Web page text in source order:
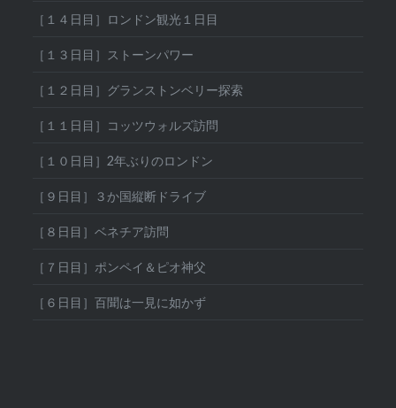
［１４日目］ロンドン観光１日目
［１３日目］ストーンパワー
［１２日目］グランストンベリー探索
［１１日目］コッツウォルズ訪問
［１０日目］2年ぶりのロンドン
［９日目］３か国縦断ドライブ
［８日目］ベネチア訪問
［７日目］ポンペイ＆ピオ神父
［６日目］百聞は一見に如かず